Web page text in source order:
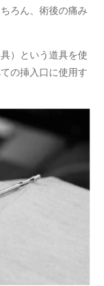
ろん、術後の痛み
）という道具を使
の挿入口に使用す